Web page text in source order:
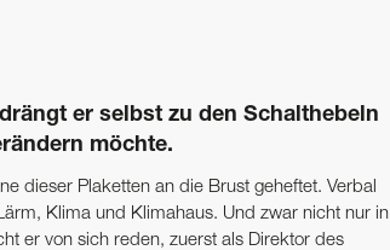
er selbst zu den Schalthebeln
möchte.
dieser Plaketten an die Brust geheftet. Verbal
Klima und Klimahaus. Und zwar nicht nur in
er von sich reden, zuerst als Direktor des